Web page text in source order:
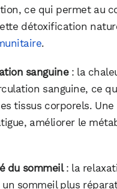
ce qui permet au
détoxification
.
sanguine: la
sanguine, ce
tissus corporels.
améliorer le
du sommeil: la
sommeil plus